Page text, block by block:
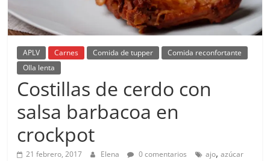
APLV Carnes Comida de tupper
Comida reconfortante
Olla lenta
Costillas de cerdo con
salsa barbacoa en
crockpot
21 febrero, 2017 Elena 0 comentarios ajo,azúcar